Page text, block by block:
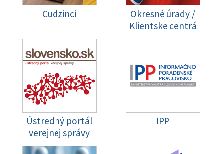
Cudzinci
Okresné úrady /
Klientske centrá
Ústredný portál
verejnej správy
IPP